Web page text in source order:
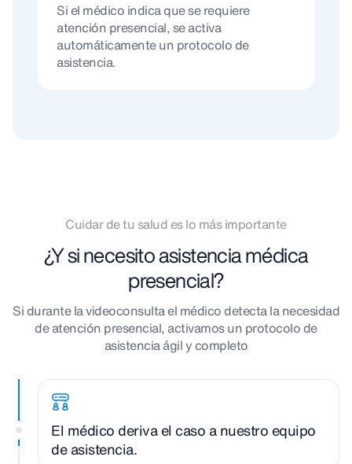
Si el médico indica que se requiere
atención presencial, se activa
automáticamente un protocolo de
asistencia.
Cuidar de tu salud es lo más importante
¿Y si necesito asistencia médica
presencial?
Si durante la videoconsulta el médico detecta la necesidad
de atención presencial, activamos un protocolo de
asistencia ágil y completo
El médico deriva el caso a nuestro equipo
de asistencia.